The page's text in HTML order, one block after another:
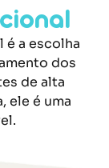
é a escolha
dos
de alta
ele é uma